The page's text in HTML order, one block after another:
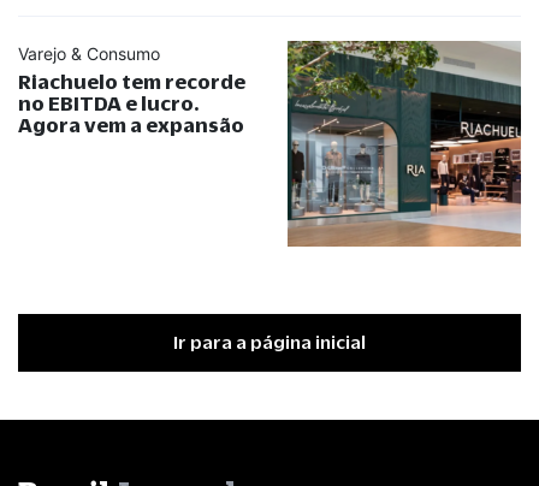
Varejo & Consumo
Riachuelo tem recorde
no EBITDA e lucro.
Agora vem a expansão
Ir para a página inicial